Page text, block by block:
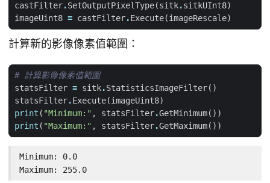
castFilter.SetOutputPixelType(sitk.sitkUInt8)
imageUint8 = castFilter.Execute(imageRescale)
計算新的影像像素值範圍：
# 計算影像像素值範圍
statsFilter = sitk.StatisticsImageFilter()
statsFilter.Execute(imageUint8)
print ( "Minimum:" , statsFilter.GetMinimum())
print ( "Maximum:" , statsFilter.GetMaximum())
Minimum: 0.0
Maximum: 255.0